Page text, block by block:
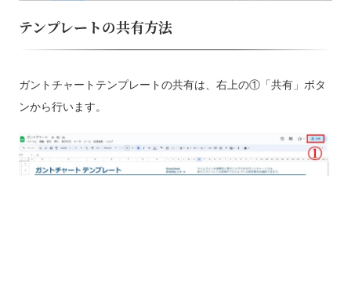
テンプレートの共有方法
ガントチャートテンプレートの共有は、右上の①「共有」ボタ
ンから行います。